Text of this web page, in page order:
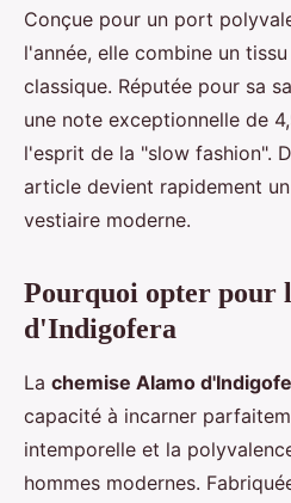
Conçue pour un port
l'année, elle combine un
classique. Réputée pour sa
une note exceptionnelle de
l'esprit de la "slow fashion".
article devient rapidement
vestiaire moderne.
Pourquoi opter pour
d'Indigofera
La chemise Alamo
capacité à incarner
intemporelle et la
hommes modernes.